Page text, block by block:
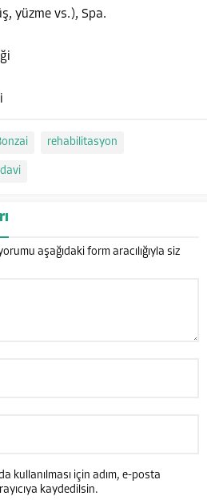
yüzme vs.), Spa.
rehabilitasyon
aşağıdaki form aracılığıyla siz
kullanılması için adım, e-posta
kaydedilsin.